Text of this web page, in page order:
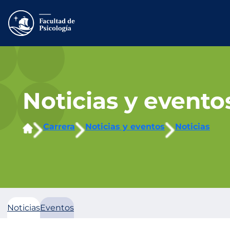
Saltar
al
contenido
Noticias y
Carrera Noticias y eventos Noticias
NoticiasEventos